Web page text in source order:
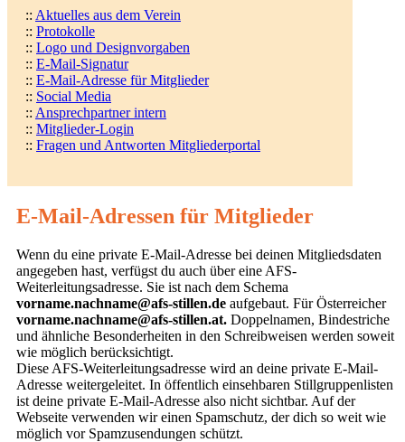
:: Aktuelles aus dem Verein
:: Protokolle
:: Logo und Designvorgaben
:: E-Mail-Signatur
:: E-Mail-Adresse für Mitglieder
:: Social Media
:: Ansprechpartner intern
:: Mitglieder-Login
:: Fragen und Antworten Mitgliederportal
E-Mail-Adressen für Mitglieder
Wenn du eine private E-Mail-Adresse bei deinen Mitgliedsdaten
angegeben hast, verfügst du auch über eine AFS-
Weiterleitungsadresse. Sie ist nach dem Schema
vorname.nachname@afs-stillen.de aufgebaut. Für Österreicher
vorname.nachname@afs-stillen.at. Doppelnamen, Bindestriche
und ähnliche Besonderheiten in den Schreibweisen werden soweit
wie möglich berücksichtigt.
Diese AFS-Weiterleitungsadresse wird an deine private E-Mail-
Adresse weitergeleitet. In öffentlich einsehbaren Stillgruppenlisten
ist deine private E-Mail-Adresse also nicht sichtbar. Auf der
Webseite verwenden wir einen Spamschutz, der dich so weit wie
möglich vor Spamzusendungen schützt.